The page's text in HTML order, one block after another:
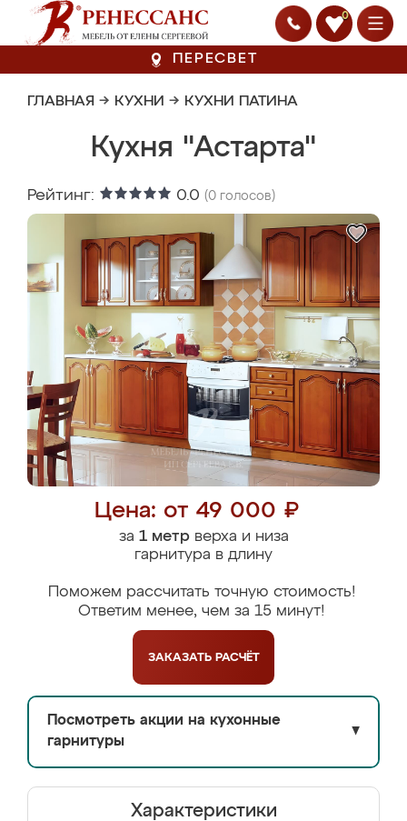
0
ПЕРЕСВЕТ
ГЛАВНАЯ → КУХНИ → КУХНИ ПАТИНА
Кухня "Астарта"
Рейтинг: 0.0 (0 голосов)
Цена: от 49 000 ₽
за 1 метрверха и низа
гарнитура в длину
Поможем рассчитать точную стоимость!
Ответим менее, чем за 15 минут!
ЗАКАЗАТЬ РАСЧЁТ
Посмотреть акции на кухонные
гарнитуры
▼
Характеристики